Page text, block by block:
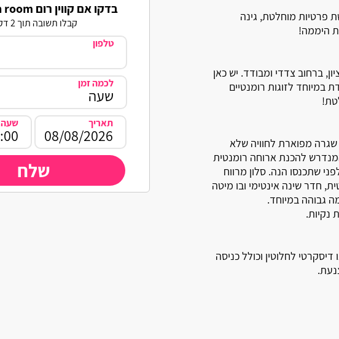
בדקו אם קווין רום queen room פנוי
קבלו תשובה תוך 2 דקות
טלפון
לכמה זמן
תאריך שעה
שלח
פרטיות מוחלטת, גינה
היממה!
ברחוב צדדי ומבודד. יש כאן
במיוחד לזוגות רומנטיים
מפוארת לחוויה שלא
להכנת ארוחה רומנטית
שתכנסו הנה. סלון מרווח
חדר שינה אינטימי ובו מיטה
גבוהה במיוחד.
נקיות.
לחלוטין וכולל כניסה